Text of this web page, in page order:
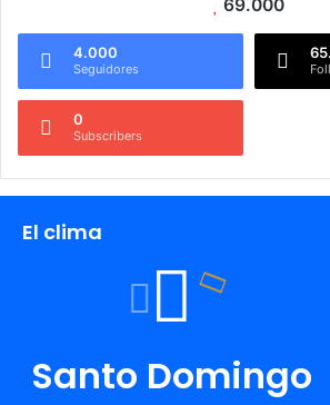
69.000
4.000
Seguidores
0
Subscribers
El clima
Santo Domingo